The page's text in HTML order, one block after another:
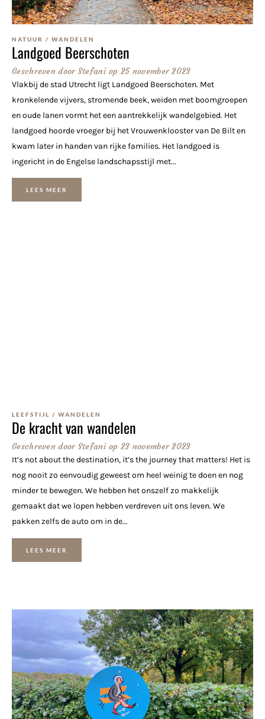
NATUUR / WANDELEN
Landgoed Beerschoten
Geschreven doorStefani op 25 november 2023
Vlakbij de stad Utrecht ligt Landgoed Beerschoten. Met
kronkelende vijvers, stromende beek, weiden met boomgroepen
en oude lanen vormt het een aantrekkelijk wandelgebied. Het
landgoed hoorde vroeger bij het Vrouwenklooster van De Bilt en
kwam later in handen van rijke families. Het landgoed is
ingericht in de Engelse landschapsstijl met...
LEES MEER
LEEFSTIJL / WANDELEN
De kracht van wandelen
Geschreven doorStefani op 23 november 2023
It’s not about the destination, it’s the journey that matters! Het is
nog nooit zo eenvoudig geweest om heel weinig te doen en nog
minder te bewegen. We hebben het onszelf zo makkelijk
gemaakt dat we lopen hebben verdreven uit ons leven. We
pakken zelfs de auto om in de...
LEES MEER